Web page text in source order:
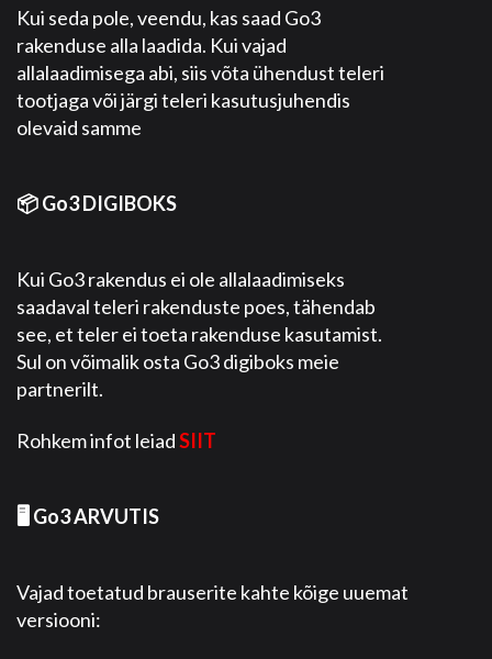
Kui seda pole, veendu, kas saad Go3
rakenduse alla laadida. Kui vajad
allalaadimisega abi, siis võta ühendust teleri
tootjaga või järgi teleri kasutusjuhendis
olevaid samme
📦 Go3 DIGIBOKS
Kui Go3 rakendus ei ole allalaadimiseks
saadaval teleri rakenduste poes, tähendab
see, et teler ei toeta rakenduse kasutamist.
Sul on võimalik osta Go3 digiboks meie
partnerilt.
Rohkem infot leiadSIIT
🖥️ Go3 ARVUTIS
Vajad toetatud brauserite kahte kõige uuemat
versiooni: